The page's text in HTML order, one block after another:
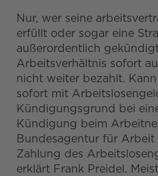
Nur, wer seine
erfüllt oder sogar eine
außerordentlich
Arbeitsverhältnis sofort
nicht weiter bezahlt.
sofort mit
Kündigungsgrund bei
Kündigung beim
Bundesagentur für Arbeit
Zahlung des
erklärt Frank Preidel.